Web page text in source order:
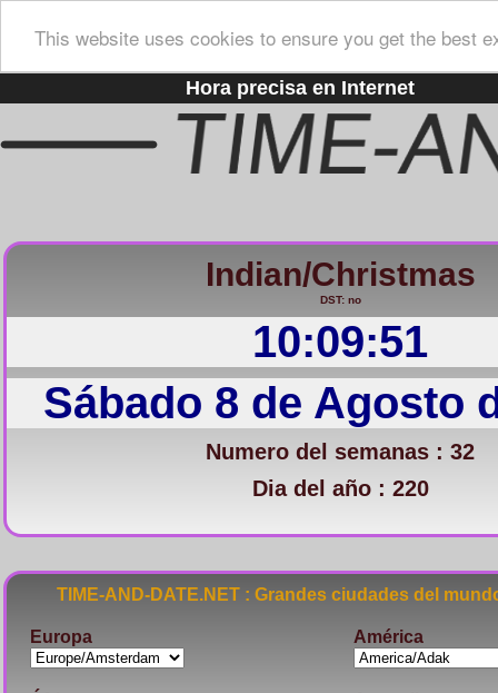
This website uses cookies to ensure you get the best
Hora precisa en Internet
Indian/Christmas
DST: no
10:09:52
Sábado 8 de Agosto
Numero del semanas : 32
Dia del año : 220
TIME-AND-DATE.NET : Grandes ciudades del
Europa América